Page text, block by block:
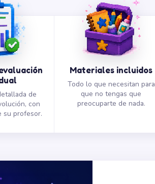
de
con
su profesor.
Materiales incluidos
Todo lo que necesitan para
que no tengas que
preocuparte de nada.